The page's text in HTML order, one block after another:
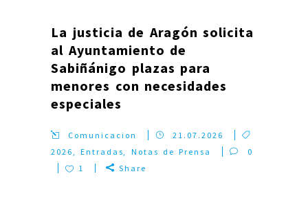
La justicia de Aragón solicita
al Ayuntamiento de
Sabiñánigo plazas para
menores con necesidades
especiales
Comunicacion
21.07.2026
2026,Entradas, Notas de Prensa
0
1
Share